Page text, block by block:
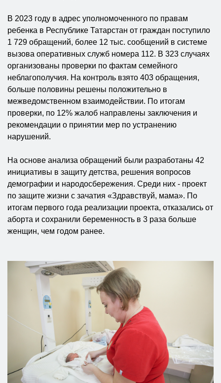
В 2023 году в адрес уполномоченного по правам
ребенка в Республике Татарстан от граждан поступило
1 729 обращений, более 12 тыс. сообщений в системе
вызова оперативных служб номера 112. В 323 случаях
организованы проверки по фактам семейного
неблагополучия. На контроль взято 403 обращения,
больше половины решены положительно в
межведомственном взаимодействии. По итогам
проверки, по 12% жалоб направлены заключения и
рекомендации о принятии мер по устранению
нарушений.
На основе анализа обращений были разработаны 42
инициативы в защиту детства, решения вопросов
демографии и народосбережения. Среди них - проект
по защите жизни с зачатия «Здравствуй, мама». По
итогам первого года реализации проекта, отказались от
аборта и сохранили беременность в 3 раза больше
женщин, чем годом ранее.